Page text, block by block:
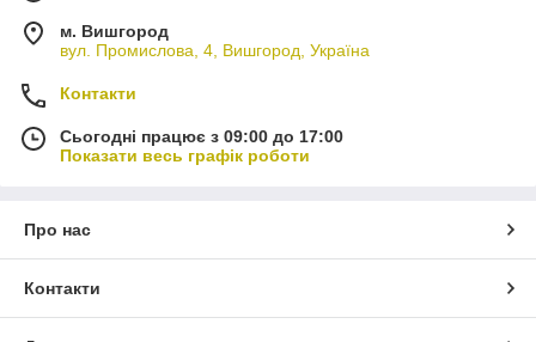
м. Вишгород
вул. Промислова, 4, Вишгород, Україна
Контакти
Сьогодні працює з 09:00 до 17:00
Показати весь графік роботи
Про нас
Контакти